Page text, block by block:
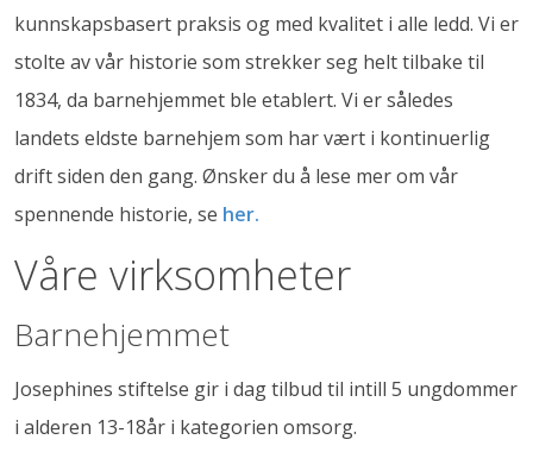
kunnskapsbasert praksis og med kvalitet i alle ledd. Vi er
stolte av vår historie som strekker seg helt tilbake til
1834, da barnehjemmet ble etablert. Vi er således
landets eldste barnehjem som har vært i kontinuerlig
drift siden den gang. Ønsker du å lese mer om vår
spennende historie, se her.
Våre virksomheter
Barnehjemmet
Josephines stiftelse gir i dag tilbud til intill 5 ungdommer
i alderen 13-18år i kategorien omsorg.